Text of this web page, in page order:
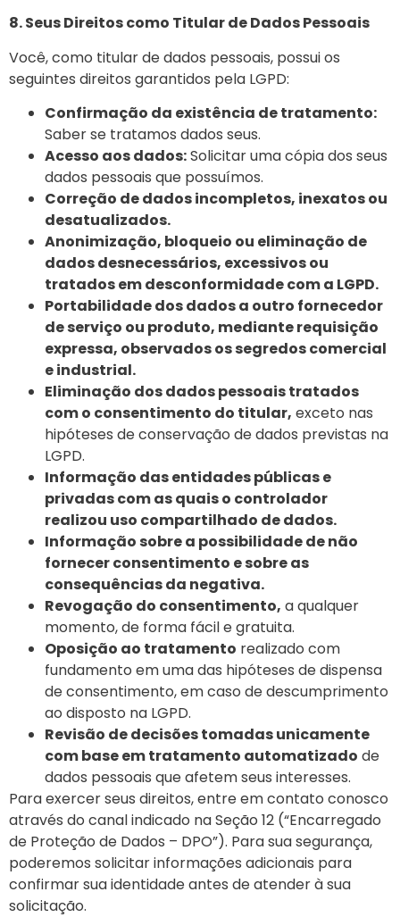
8. Seus Direitos como Titular de Dados Pessoais
Você, como titular de dados pessoais, possui os
seguintes direitos garantidos pela LGPD:
Confirmação da existência de tratamento:
Saber se tratamos dados seus.
Acesso aos dados:Solicitar uma cópia dos seus
dados pessoais que possuímos.
Correção de dados incompletos, inexatos ou
desatualizados.
Anonimização, bloqueio ou eliminação de
dados desnecessários, excessivos ou
tratados em desconformidade com a LGPD.
Portabilidade dos dados a outro fornecedor
de serviço ou produto, mediante requisição
expressa, observados os segredos comercial
e industrial.
Eliminação dos dados pessoais tratados
como consentimento do titular, exceto nas
hipóteses de conservação de dados previstas na
LGPD.
Informação das entidades públicas e
privadas com as quais o controlador
realizou uso compartilhado de dados.
Informação sobre a possibilidade de não
fornecer consentimento e sobre as
consequências da negativa.
Revogação do consentimento, a qualquer
momento, de forma fácil e gratuita.
Oposição ao tratamento realizado com
fundamento em uma das hipóteses de dispensa
de consentimento, em caso de descumprimento
ao disposto na LGPD.
Revisão de decisões tomadas unicamente
com base em tratamento automatizado de
dados pessoais que afetem seus interesses.
Para exercer seus direitos, entre em contato conosco
através do canal indicado na Seção 12 (“Encarregado
de Proteção de Dados – DPO”). Para sua segurança,
poderemos solicitar informações adicionais para
confirmar sua identidade antes de atender à sua
solicitação.